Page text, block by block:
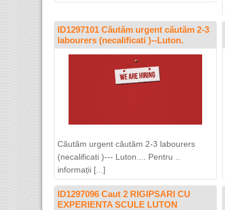
ID1297101 Căutăm urgent căutăm 2-3
labourers (necalificati )--Luton.
Căutăm urgent căutăm 2-3 labourers
(necalificati )--- Luton.... Pentru ..
informații [...]
ID1297096 Caut 2 RIGIPSARI CU
EXPERIENTA SCULE LUTON